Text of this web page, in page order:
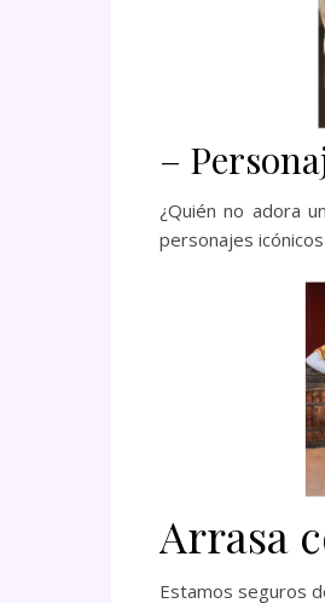
–
¿Quién no adora
personajes
Arrasa
Estamos seguros